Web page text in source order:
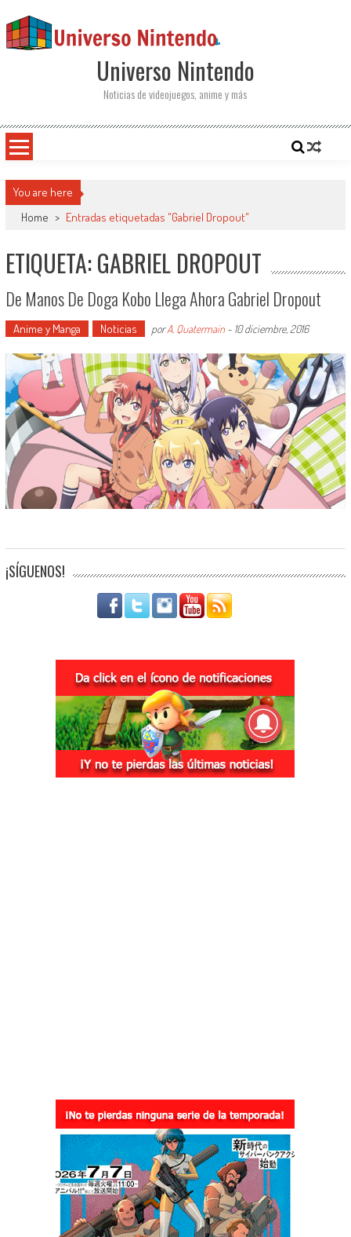
Universo Nintendo
Noticias de videojuegos, anime y más
You are here
Home > Entradas etiquetadas "Gabriel Dropout"
ETIQUETA: GABRIEL DROPOUT
De Manos De Doga Kobo Llega Ahora Gabriel Dropout
Anime y Manga Noticias porA. Quatermain- 10 diciembre, 2016
¡SÍGUENOS!